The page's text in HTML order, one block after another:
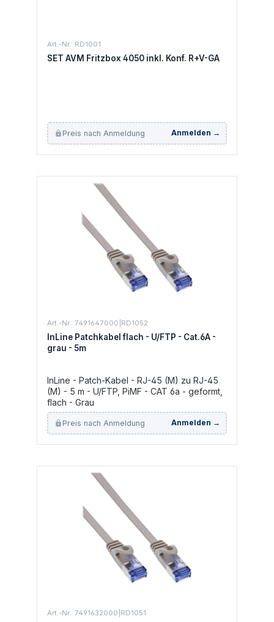
Art.-Nr.: RD1001
SET AVM Fritzbox 4050 inkl. Konf. R+V-GA
Preis nach Anmeldung Anmelden →
Art.-Nr.: 7491647000|RD1052
InLine Patchkabel flach - U/FTP - Cat.6A -
grau - 5m
InLine - Patch-Kabel - RJ-45 (M) zu RJ-45
(M) - 5 m - U/FTP, PiMF - CAT 6a - geformt,
flach - Grau
Preis nach Anmeldung Anmelden →
Art.-Nr.: 7491632000|RD1051